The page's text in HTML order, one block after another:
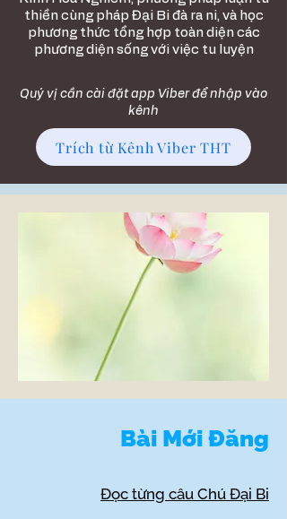
thiền cùng pháp Đại Bi đà ra ni, và học
phương thức tổng hợp toàn diện các
phương diện sống với việc tu luyện
Quý vị cần cài đặt app Viber để nhập vào
kênh
Trích từ Kênh Viber THT
Bài Mới Đăng
Đọc từng câu Chú Đại Bi